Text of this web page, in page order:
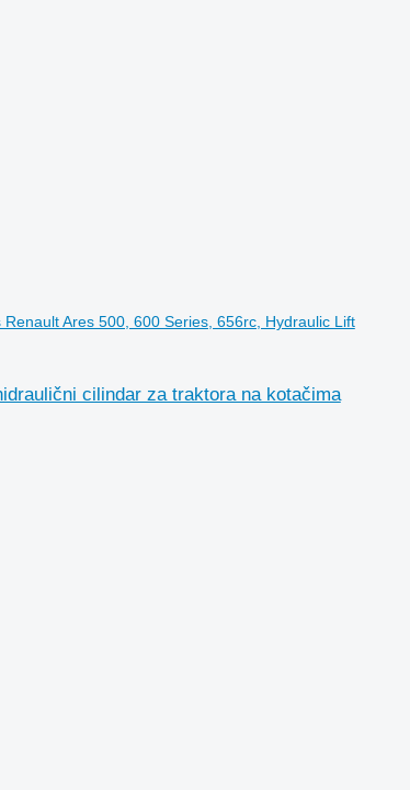
Renault Ares 500, 600 Series, 656rc, Hydraulic Lift
cilindar za traktora na kotačima